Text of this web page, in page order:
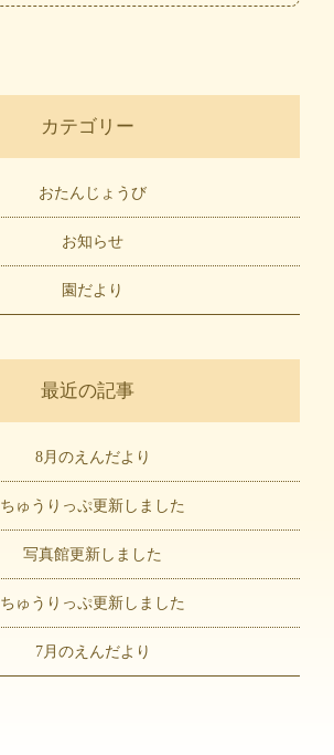
カテゴリー
おたんじょうび
お知らせ
園だより
最近の記事
8月のえんだより
ちゅうりっぷ更新しました
写真館更新しました
ちゅうりっぷ更新しました
7月のえんだより